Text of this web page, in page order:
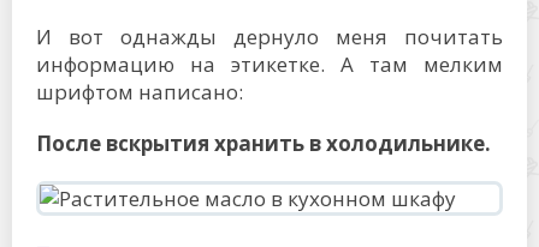
И вот однажды дернуло меня почитать
информацию на этикетке. А там мелким
шрифтом написано:
После вскрытия хранить в холодильнике.